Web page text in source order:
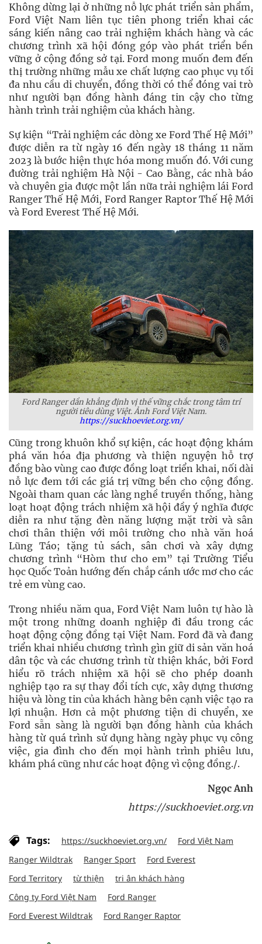
Không dừng lại ở những nỗ lực phát triển sản phẩm,
Ford Việt Nam liên tục tiên phong triển khai các
sáng kiến nâng cao trải nghiệm khách hàng và các
chương trình xã hội đóng góp vào phát triển bền
vững ở cộng đồng sở tại. Ford mong muốn đem đến
thị trường những mẫu xe chất lượng cao phục vụ tối
đa nhu cầu di chuyển, đồng thời có thể đóng vai trò
như người bạn đồng hành đáng tin cậy cho từng
hành trình trải nghiệm của khách hàng.
Sự kiện “Trải nghiệm các dòng xe Ford Thế Hệ Mới”
được diễn ra từ ngày 16 đến ngày 18 tháng 11 năm
2023 là bước hiện thực hóa mong muốn đó. Với cung
đường trải nghiệm Hà Nội - Cao Bằng, các nhà báo
và chuyên gia được một lần nữa trải nghiệm lái Ford
Ranger Thế Hệ Mới, Ford Ranger Raptor Thế Hệ Mới
và Ford Everest Thế Hệ Mới.
Ford Ranger dần khẳng định vị thế vững chắc trong tâm trí
người tiêu dùng Việt. Ảnh Ford Việt Nam.
https://suckhoeviet.org.vn/
Cũng trong khuôn khổ sự kiện, các hoạt động khám
phá văn hóa địa phương và thiện nguyện hỗ trợ
đồng bào vùng cao được đồng loạt triển khai, nối dài
nỗ lực đem tới các giá trị vững bền cho cộng đồng.
Ngoài tham quan các làng nghề truyền thống, hàng
loạt hoạt động trách nhiệm xã hội đầy ý nghĩa được
diễn ra như tặng đèn năng lượng mặt trời và sân
chơi thân thiện với môi trường cho nhà văn hoá
Lũng Táo; tặng tủ sách, sân chơi và xây dựng
chương trình “Hòm thư cho em” tại Trường Tiểu
học Quốc Toản hướng đến chắp cánh ước mơ cho các
trẻ em vùng cao.
Trong nhiều năm qua, Ford Việt Nam luôn tự hào là
một trong những doanh nghiệp đi đầu trong các
hoạt động cộng đồng tại Việt Nam. Ford đã và đang
triển khai nhiều chương trình gìn giữ di sản văn hoá
dân tộc và các chương trình từ thiện khác, bởi Ford
hiểu rõ trách nhiệm xã hội sẽ cho phép doanh
nghiệp tạo ra sự thay đổi tích cực, xây dựng thương
hiệu và lòng tin của khách hàng bên cạnh việc tạo ra
lợi nhuận. Hơn cả một phương tiện di chuyển, xe
Ford sẵn sàng là người bạn đồng hành của khách
hàng từ quá trình sử dụng hàng ngày phục vụ công
việc, gia đình cho đến mọi hành trình phiêu lưu,
khám phá cũng như các hoạt động vì cộng đồng./.
Ngọc Anh
https://suckhoeviet.org.vn
Tags: https://suckhoeviet.org.vn/
Ford Việt Nam
Ranger Wildtrak
Ranger Sport
Ford Everest
Ford Territory
từ thiện
tri ân khách hàng
Công ty Ford Việt Nam
Ford Ranger
Ford Everest Wildtrak
Ford Ranger Raptor